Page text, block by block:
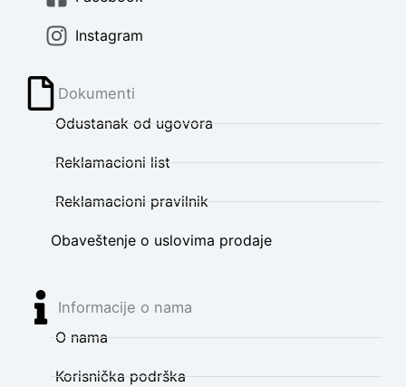
Instagram
Dokumenti
Odustanak od ugovora
Reklamacioni list
Reklamacioni pravilnik
Obaveštenje o uslovima prodaje
Informacije o nama
O nama
Korisnička podrška